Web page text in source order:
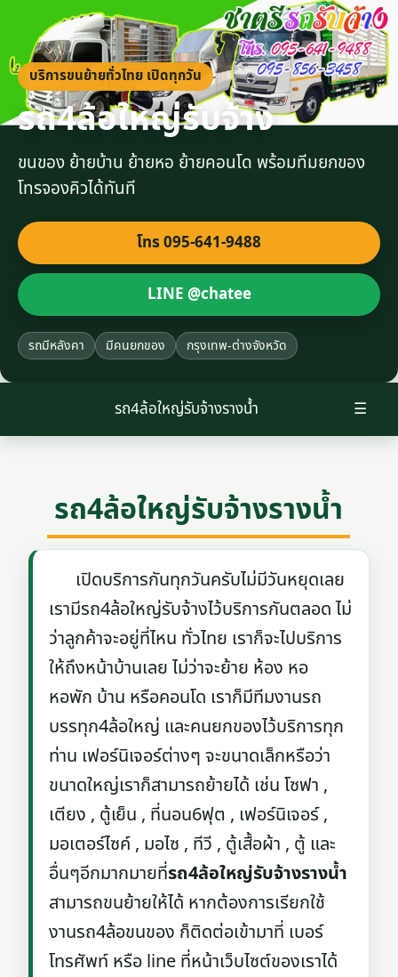
บริการขนย้ายทั่วไทย เปิดทุกวัน
รถ4ล้อใหญ่รับจ้าง
ขนของ ย้ายบ้าน ย้ายหอ ย้ายคอนโด พร้อมทีมยกของ
โทรจองคิวได้ทันที
โทร 095-641-9488
LINE @chatee
รถมีหลังคา มีคนยกของ กรุงเทพ-ต่างจังหวัด
☰
รถ4ล้อใหญ่รับจ้างรางน้ำ
รถ4ล้อใหญ่รับจ้างรางน้ำ
เปิดบริการกันทุกวันครับไม่มีวันหยุดเลย
เรามีรถ4ล้อใหญ่รับจ้างไว้บริการกันตลอด ไม่
ว่าลูกค้าจะอยู่ที่ไหน ทั่วไทย เราก็จะไปบริการ
ให้ถึงหน้าบ้านเลย ไม่ว่าจะย้าย ห้อง หอ
หอพัก บ้าน หรือคอนโด เราก็มีทีมงานรถ
บรรทุก4ล้อใหญ่ และคนยกของไว้บริการทุก
ท่าน เฟอร์นิเจอร์ต่างๆ จะขนาดเล็กหรือว่า
ขนาดใหญ่เราก็สามารถย้ายได้ เช่น โซฟา ,
เตียง , ตู้เย็น , ที่นอน6ฟุต , เฟอร์นิเจอร์ ,
มอเตอร์ไซค์ , มอไซ , ทีวี , ตู้เสื้อผ้า , ตู้ และ
อื่นๆอีกมากมายที่รถ4ล้อใหญ่รับจ้างรางน้ำ
สามารถขนย้ายให้ได้ หากต้องการเรียกใช้
งานรถ4ล้อขนของ ก็ติดต่อเข้ามาที่ เบอร์
โทรศัพท์ หรือ line ที่หน้าเว็บไซต์ของเราได้